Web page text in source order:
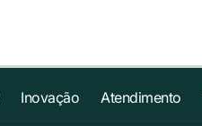
Inovação Atendimento